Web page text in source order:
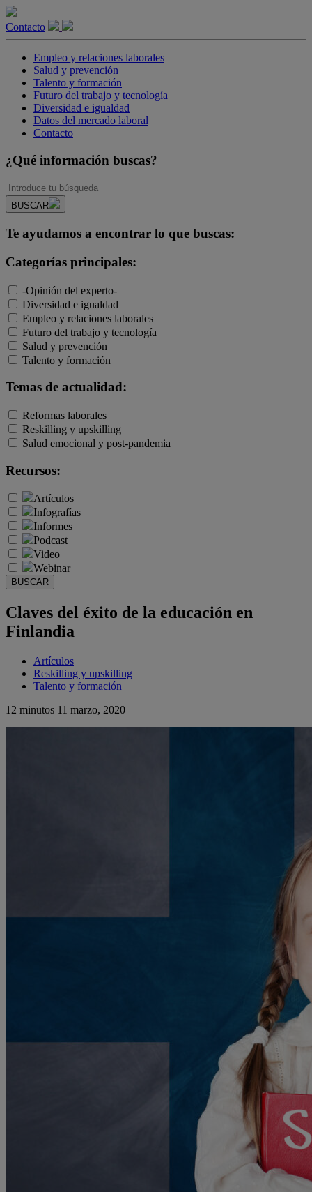
Contacto
Empleo y relaciones laborales
Salud y prevención
Talento y formación
Futuro del trabajo y tecnología
Diversidad e igualdad
Datos del mercado laboral
Contacto
¿Qué información buscas?
BUSCAR
Te ayudamos a encontrar lo que buscas:
Categorías principales:
-Opinión del experto-
Diversidad e igualdad
Empleo y relaciones laborales
Futuro del trabajo y tecnología
Salud y prevención
Talento y formación
Temas de actualidad:
Reformas laborales
Reskilling y upskilling
Salud emocional y post-pandemia
Recursos:
Artículos
Infografías
Informes
Podcast
Video
Webinar
BUSCAR
Claves del éxito de la educación en
Finlandia
Artículos
Reskilling y upskilling
Talento y formación
12 minutos 11 marzo, 2020